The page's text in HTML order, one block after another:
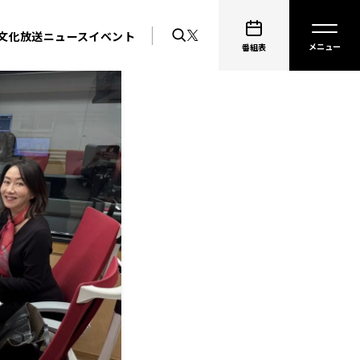
化放送ニュースイベント
番組表